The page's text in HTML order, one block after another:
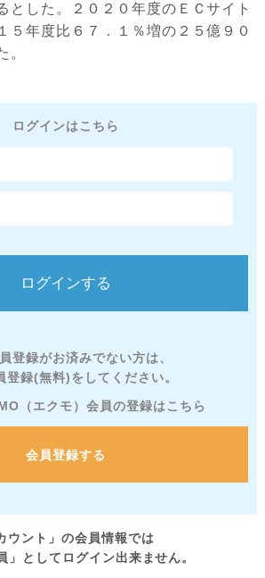
とした。２０２０年度のＥＣサイト
５年度比６７．１％増の２５億９０
。
ログインはこちら
登録がお済みでない方は、
登録(無料)をしてください。
（エクモ）会員の登録はこちら
会員登録する
ウント」の会員情報では
」としてログイン出来ません。